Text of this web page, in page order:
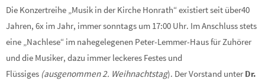
Die Konzertreihe „Musik in der Kirche Honrath“ existiert seit über40
Jahren, 6x im Jahr, immer sonntags um 17:00 Uhr. Im Anschluss stets
eine „Nachlese“ im nahegelegenen Peter-Lemmer-Haus für Zuhörer
und die Musiker, dazu immer leckeres Festes und
Flüssiges (ausgenommen 2. Weihnachtstag). Der Vorstand unter Dr.